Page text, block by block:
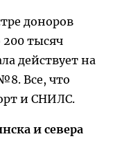
доноров
200 тысяч
действует на
Все, что
и СНИЛС.
и севера